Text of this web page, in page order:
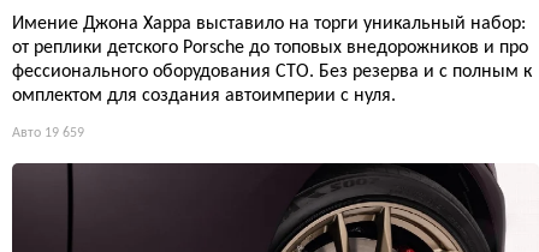
Имение Джона Харра выставило на торги уникальный набор:
от реплики детского Porsche до топовых внедорожников и про
фессионального оборудования СТО. Без резерва и с полным к
омплектом для создания автоимперии с нуля.
Авто 19 659